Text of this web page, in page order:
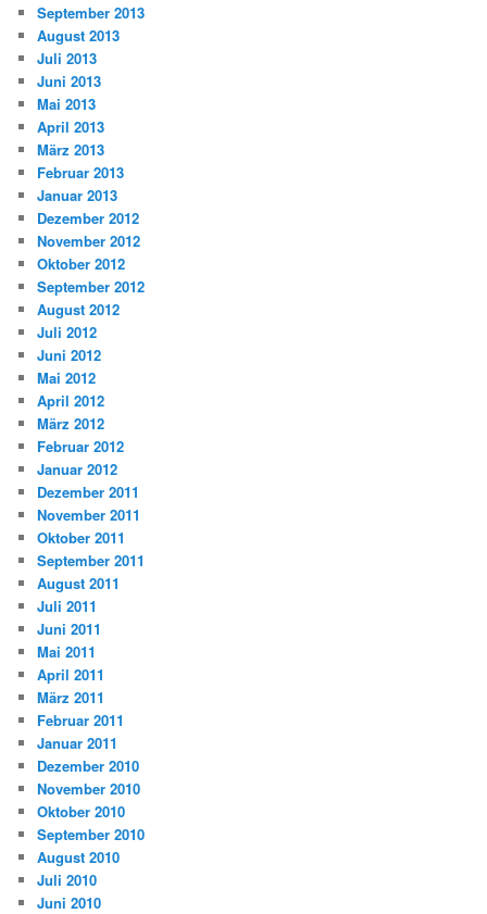
September 2013
August 2013
Juli 2013
Juni 2013
Mai 2013
April 2013
März 2013
Februar 2013
Januar 2013
Dezember 2012
November 2012
Oktober 2012
September 2012
August 2012
Juli 2012
Juni 2012
Mai 2012
April 2012
März 2012
Februar 2012
Januar 2012
Dezember 2011
November 2011
Oktober 2011
September 2011
August 2011
Juli 2011
Juni 2011
Mai 2011
April 2011
März 2011
Februar 2011
Januar 2011
Dezember 2010
November 2010
Oktober 2010
September 2010
August 2010
Juli 2010
Juni 2010